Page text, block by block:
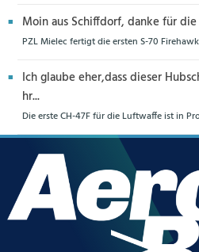
Moin aus Schiffdorf, danke für
PZL Mielec fertigt die ersten S-70 Firehawk
Ich glaube eher,dass dieser
hr...
Die erste CH-47F für die Luftwaffe ist in